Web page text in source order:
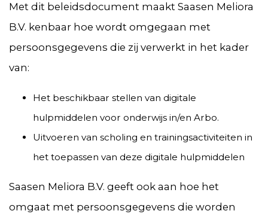
Met dit beleidsdocument maakt Saasen Meliora
B.V. kenbaar hoe wordt omgegaan met
persoonsgegevens die zij verwerkt in het kader
van:
Het beschikbaar stellen van digitale
hulpmiddelen voor onderwijs in/en Arbo.
Uitvoeren van scholing en trainingsactiviteiten in
het toepassen van deze digitale hulpmiddelen
Saasen Meliora B.V. geeft ook aan hoe het
omgaat met persoonsgegevens die worden